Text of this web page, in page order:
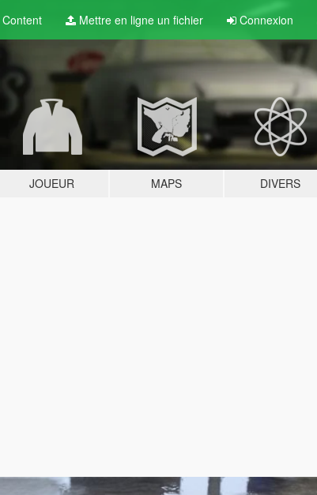
Content Mettre en ligne un fichier Connexion
JOUEUR MAPS DIVERS